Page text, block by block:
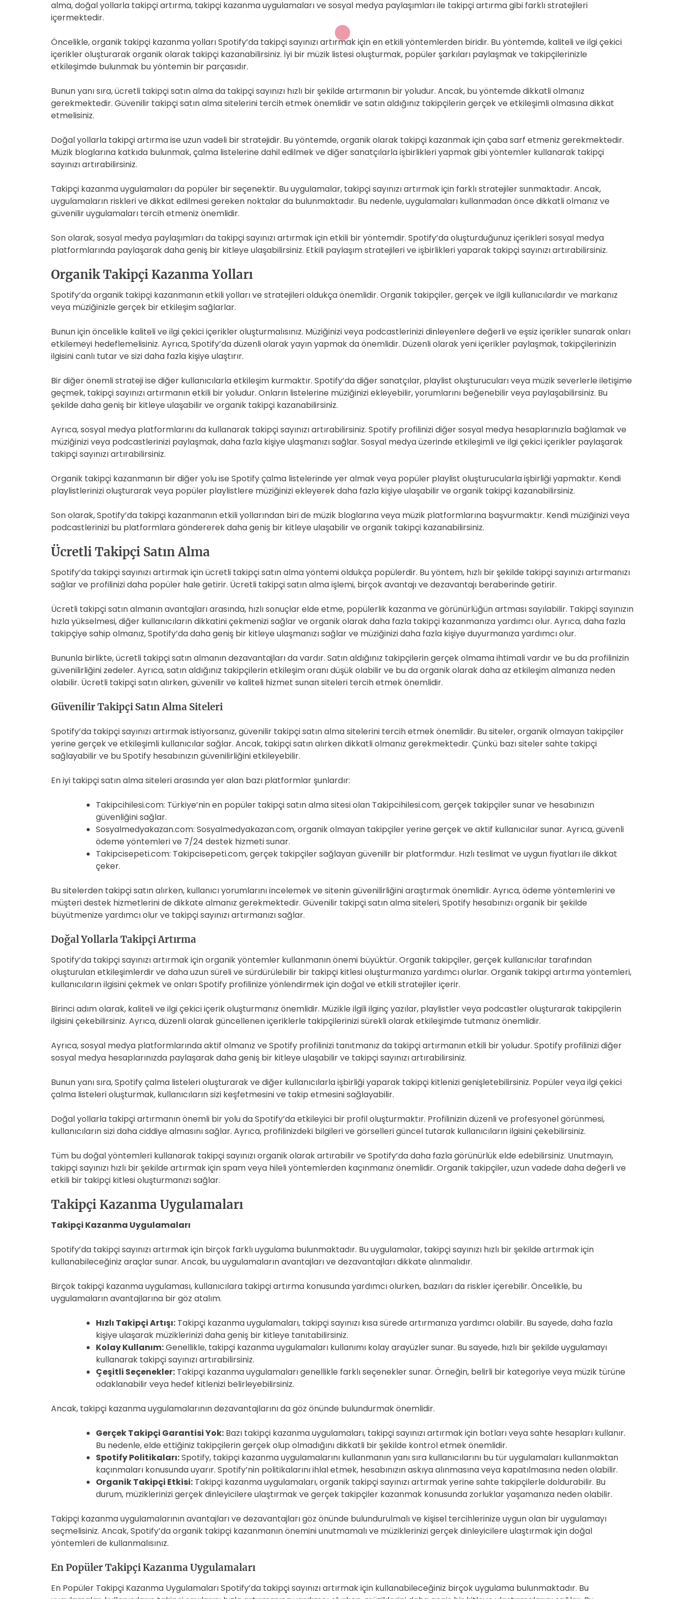
alma, doğal yollarla takipçi artırma, takipçi kazanma uygulamaları ve sosyal medya paylaşımları ile takipçi artırma gibi farklı stratejileri
içermektedir.
Öncelikle, organik takipçi kazanma yolları Spotify’da takipçi sayınızı artırmak için en etkili yöntemlerden biridir. Bu yöntemde, kaliteli ve ilgi çekici
içerikler oluşturarak organik olarak takipçi kazanabilirsiniz. İyi bir müzik listesi oluşturmak, popüler şarkıları paylaşmak ve takipçilerinizle
etkileşimde bulunmak bu yöntemin bir parçasıdır.
Bunun yanı sıra, ücretli takipçi satın alma da takipçi sayınızı hızlı bir şekilde artırmanın bir yoludur. Ancak, bu yöntemde dikkatli olmanız
gerekmektedir. Güvenilir takipçi satın alma sitelerini tercih etmek önemlidir ve satın aldığınız takipçilerin gerçek ve etkileşimli olmasına dikkat
etmelisiniz.
Doğal yollarla takipçi artırma ise uzun vadeli bir stratejidir. Bu yöntemde, organik olarak takipçi kazanmak için çaba sarf etmeniz gerekmektedir.
Müzik bloglarına katkıda bulunmak, çalma listelerine dahil edilmek ve diğer sanatçılarla işbirlikleri yapmak gibi yöntemler kullanarak takipçi
sayınızı artırabilirsiniz.
Takipçi kazanma uygulamaları da popüler bir seçenektir. Bu uygulamalar, takipçi sayınızı artırmak için farklı stratejiler sunmaktadır. Ancak,
uygulamaların riskleri ve dikkat edilmesi gereken noktalar da bulunmaktadır. Bu nedenle, uygulamaları kullanmadan önce dikkatli olmanız ve
güvenilir uygulamaları tercih etmeniz önemlidir.
Son olarak, sosyal medya paylaşımları da takipçi sayınızı artırmak için etkili bir yöntemdir. Spotify’da oluşturduğunuz içerikleri sosyal medya
platformlarında paylaşarak daha geniş bir kitleye ulaşabilirsiniz. Etkili paylaşım stratejileri ve işbirlikleri yaparak takipçi sayınızı artırabilirsiniz.
Organik Takipçi Kazanma Yolları
Spotify’da organik takipçi kazanmanın etkili yolları ve stratejileri oldukça önemlidir. Organik takipçiler, gerçek ve ilgili kullanıcılardır ve markanız
veya müziğinizle gerçek bir etkileşim sağlarlar.
Bunun için öncelikle kaliteli ve ilgi çekici içerikler oluşturmalısınız. Müziğinizi veya podcastlerinizi dinleyenlere değerli ve eşsiz içerikler sunarak onları
etkilemeyi hedeflemelisiniz. Ayrıca, Spotify’da düzenli olarak yayın yapmak da önemlidir. Düzenli olarak yeni içerikler paylaşmak, takipçilerinizin
ilgisini canlı tutar ve sizi daha fazla kişiye ulaştırır.
Bir diğer önemli strateji ise diğer kullanıcılarla etkileşim kurmaktır. Spotify’da diğer sanatçılar, playlist oluşturucuları veya müzik severlerle iletişime
geçmek, takipçi sayınızı artırmanın etkili bir yoludur. Onların listelerine müziğinizi ekleyebilir, yorumlarını beğenebilir veya paylaşabilirsiniz. Bu
şekilde daha geniş bir kitleye ulaşabilir ve organik takipçi kazanabilirsiniz.
Ayrıca, sosyal medya platformlarını da kullanarak takipçi sayınızı artırabilirsiniz. Spotify profilinizi diğer sosyal medya hesaplarınızla bağlamak ve
müziğinizi veya podcastlerinizi paylaşmak, daha fazla kişiye ulaşmanızı sağlar. Sosyal medya üzerinde etkileşimli ve ilgi çekici içerikler paylaşarak
takipçi sayınızı artırabilirsiniz.
Organik takipçi kazanmanın bir diğer yolu ise Spotify çalma listelerinde yer almak veya popüler playlist oluşturucularla işbirliği yapmaktır. Kendi
playlistlerinizi oluşturarak veya popüler playlistlere müziğinizi ekleyerek daha fazla kişiye ulaşabilir ve organik takipçi kazanabilirsiniz.
Son olarak, Spotify’da takipçi kazanmanın etkili yollarından biri de müzik bloglarına veya müzik platformlarına başvurmaktır. Kendi müziğinizi veya
podcastlerinizi bu platformlara göndererek daha geniş bir kitleye ulaşabilir ve organik takipçi kazanabilirsiniz.
Ücretli Takipçi Satın Alma
Spotify’da takipçi sayınızı artırmak için ücretli takipçi satın alma yöntemi oldukça popülerdir. Bu yöntem, hızlı bir şekilde takipçi sayınızı artırmanızı
sağlar ve profilinizi daha popüler hale getirir. Ücretli takipçi satın alma işlemi, birçok avantajı ve dezavantajı beraberinde getirir.
Ücretli takipçi satın almanın avantajları arasında, hızlı sonuçlar elde etme, popülerlik kazanma ve görünürlüğün artması sayılabilir. Takipçi sayınızın
hızla yükselmesi, diğer kullanıcıların dikkatini çekmenizi sağlar ve organik olarak daha fazla takipçi kazanmanıza yardımcı olur. Ayrıca, daha fazla
takipçiye sahip olmanız, Spotify’da daha geniş bir kitleye ulaşmanızı sağlar ve müziğinizi daha fazla kişiye duyurmanıza yardımcı olur.
Bununla birlikte, ücretli takipçi satın almanın dezavantajları da vardır. Satın aldığınız takipçilerin gerçek olmama ihtimali vardır ve bu da profilinizin
güvenilirliğini zedeler. Ayrıca, satın aldığınız takipçilerin etkileşim oranı düşük olabilir ve bu da organik olarak daha az etkileşim almanıza neden
olabilir. Ücretli takipçi satın alırken, güvenilir ve kaliteli hizmet sunan siteleri tercih etmek önemlidir.
Güvenilir Takipçi Satın Alma Siteleri
Spotify’da takipçi sayınızı artırmak istiyorsanız, güvenilir takipçi satın alma sitelerini tercih etmek önemlidir. Bu siteler, organik olmayan takipçiler
yerine gerçek ve etkileşimli kullanıcılar sağlar. Ancak, takipçi satın alırken dikkatli olmanız gerekmektedir. Çünkü bazı siteler sahte takipçi
sağlayabilir ve bu Spotify hesabınızın güvenilirliğini etkileyebilir.
En iyi takipçi satın alma siteleri arasında yer alan bazı platformlar şunlardır:
Takipcihilesi.com: Türkiye’nin en popüler takipçi satın alma sitesi olan Takipcihilesi.com, gerçek takipçiler sunar ve hesabınızın
güvenliğini sağlar.
Sosyalmedyakazan.com: Sosyalmedyakazan.com, organik olmayan takipçiler yerine gerçek ve aktif kullanıcılar sunar. Ayrıca, güvenli
ödeme yöntemleri ve 7/24 destek hizmeti sunar.
Takipcisepeti.com: Takipcisepeti.com, gerçek takipçiler sağlayan güvenilir bir platformdur. Hızlı teslimat ve uygun fiyatları ile dikkat
çeker.
Bu sitelerden takipçi satın alırken, kullanıcı yorumlarını incelemek ve sitenin güvenilirliğini araştırmak önemlidir. Ayrıca, ödeme yöntemlerini ve
müşteri destek hizmetlerini de dikkate almanız gerekmektedir. Güvenilir takipçi satın alma siteleri, Spotify hesabınızı organik bir şekilde
büyütmenize yardımcı olur ve takipçi sayınızı artırmanızı sağlar.
Doğal Yollarla Takipçi Artırma
Spotify’da takipçi sayınızı artırmak için organik yöntemler kullanmanın önemi büyüktür. Organik takipçiler, gerçek kullanıcılar tarafından
oluşturulan etkileşimlerdir ve daha uzun süreli ve sürdürülebilir bir takipçi kitlesi oluşturmanıza yardımcı olurlar. Organik takipçi artırma yöntemleri,
kullanıcıların ilgisini çekmek ve onları Spotify profilinize yönlendirmek için doğal ve etkili stratejiler içerir.
Birinci adım olarak, kaliteli ve ilgi çekici içerik oluşturmanız önemlidir. Müzikle ilgili ilginç yazılar, playlistler veya podcastler oluşturarak takipçilerin
ilgisini çekebilirsiniz. Ayrıca, düzenli olarak güncellenen içeriklerle takipçilerinizi sürekli olarak etkileşimde tutmanız önemlidir.
Ayrıca, sosyal medya platformlarında aktif olmanız ve Spotify profilinizi tanıtmanız da takipçi artırmanın etkili bir yoludur. Spotify profilinizi diğer
sosyal medya hesaplarınızda paylaşarak daha geniş bir kitleye ulaşabilir ve takipçi sayınızı artırabilirsiniz.
Bunun yanı sıra, Spotify çalma listeleri oluşturarak ve diğer kullanıcılarla işbirliği yaparak takipçi kitlenizi genişletebilirsiniz. Popüler veya ilgi çekici
çalma listeleri oluşturmak, kullanıcıların sizi keşfetmesini ve takip etmesini sağlayabilir.
Doğal yollarla takipçi artırmanın önemli bir yolu da Spotify’da etkileyici bir profil oluşturmaktır. Profilinizin düzenli ve profesyonel görünmesi,
kullanıcıların sizi daha ciddiye almasını sağlar. Ayrıca, profilinizdeki bilgileri ve görselleri güncel tutarak kullanıcıların ilgisini çekebilirsiniz.
Tüm bu doğal yöntemleri kullanarak takipçi sayınızı organik olarak artırabilir ve Spotify’da daha fazla görünürlük elde edebilirsiniz. Unutmayın,
takipçi sayınızı hızlı bir şekilde artırmak için spam veya hileli yöntemlerden kaçınmanız önemlidir. Organik takipçiler, uzun vadede daha değerli ve
etkili bir takipçi kitlesi oluşturmanızı sağlar.
Takipçi Kazanma Uygulamaları
Takipçi Kazanma Uygulamaları
Spotify’da takipçi sayınızı artırmak için birçok farklı uygulama bulunmaktadır. Bu uygulamalar, takipçi sayınızı hızlı bir şekilde artırmak için
kullanabileceğiniz araçlar sunar. Ancak, bu uygulamaların avantajları ve dezavantajları dikkate alınmalıdır.
Birçok takipçi kazanma uygulaması, kullanıcılara takipçi artırma konusunda yardımcı olurken, bazıları da riskler içerebilir. Öncelikle, bu
uygulamaların avantajlarına bir göz atalım.
Hızlı Takipçi Artışı: Takipçi kazanma uygulamaları, takipçi sayınızı kısa sürede artırmanıza yardımcı olabilir. Bu sayede, daha fazla
kişiye ulaşarak müziklerinizi daha geniş bir kitleye tanıtabilirsiniz.
Kolay Kullanım:Genellikle, takipçi kazanma uygulamaları kullanımı kolay arayüzler sunar. Bu sayede, hızlı bir şekilde uygulamayı
kullanarak takipçi sayınızı artırabilirsiniz.
Çeşitli Seçenekler: Takipçi kazanma uygulamaları genellikle farklı seçenekler sunar. Örneğin, belirli bir kategoriye veya müzik türüne
odaklanabilir veya hedef kitlenizi belirleyebilirsiniz.
Ancak, takipçi kazanma uygulamalarının dezavantajlarını da göz önünde bulundurmak önemlidir.
Gerçek Takipçi Garantisi Yok: Bazı takipçi kazanma uygulamaları, takipçi sayınızı artırmak için botları veya sahte hesapları kullanır.
Bu nedenle, elde ettiğiniz takipçilerin gerçek olup olmadığını dikkatli bir şekilde kontrol etmek önemlidir.
Spotify Politikaları:Spotify, takipçi kazanma uygulamalarını kullanmanın yanı sıra kullanıcılarını bu tür uygulamaları kullanmaktan
kaçınmaları konusunda uyarır. Spotify’nin politikalarını ihlal etmek, hesabınızın askıya alınmasına veya kapatılmasına neden olabilir.
Organik Takipçi Etkisi: Takipçi kazanma uygulamaları, organik takipçi sayınızı artırmak yerine sahte takipçilerle doldurabilir. Bu
durum, müziklerinizi gerçek dinleyicilere ulaştırmak ve gerçek takipçiler kazanmak konusunda zorluklar yaşamanıza neden olabilir.
Takipçi kazanma uygulamalarının avantajları ve dezavantajları göz önünde bulundurulmalı ve kişisel tercihlerinize uygun olan bir uygulamayı
seçmelisiniz. Ancak, Spotify’da organik takipçi kazanmanın önemini unutmamalı ve müziklerinizi gerçek dinleyicilere ulaştırmak için doğal
yöntemleri de kullanmalısınız.
En Popüler Takipçi Kazanma Uygulamaları
En Popüler Takipçi Kazanma Uygulamaları Spotify’da takipçi sayınızı artırmak için kullanabileceğiniz birçok uygulama bulunmaktadır. Bu